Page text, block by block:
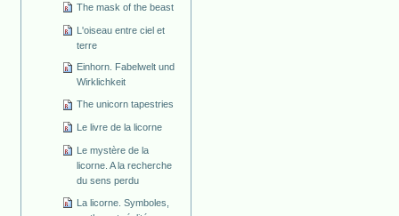
The mask of the beast
L'oiseau entre ciel et
terre
Einhorn. Fabelwelt und
Wirklichkeit
The unicorn tapestries
Le livre de la licorne
Le mystère de la
licorne. A la recherche
du sens perdu
La licorne. Symboles,